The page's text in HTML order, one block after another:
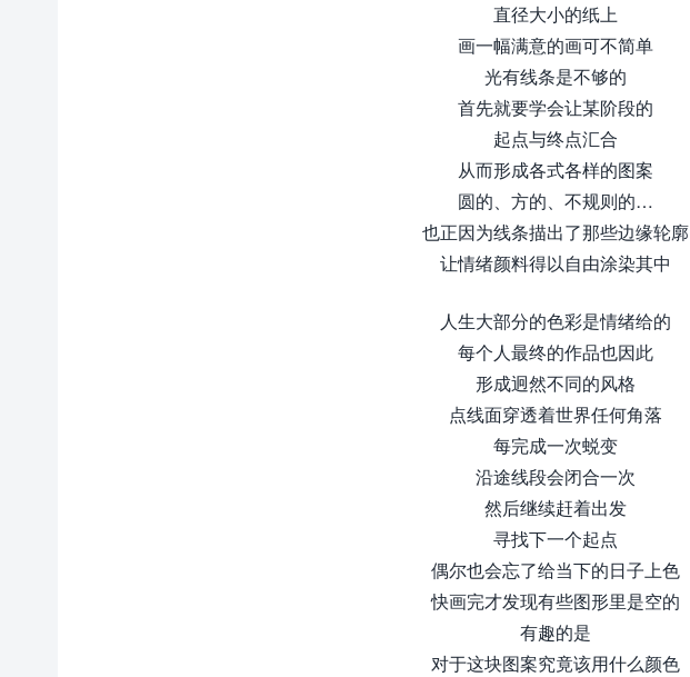
直径大小的纸上
画一幅满意的画可不简单
光有线条是不够的
首先就要学会让某阶段的
起点与终点汇合
从而形成各式各样的图案
圆的、方的、不规则的…
也正因为线条描出了那些边缘轮廓
让情绪颜料得以自由涂染其中
人生大部分的色彩是情绪给的
每个人最终的作品也因此
形成迥然不同的风格
点线面穿透着世界任何角落
每完成一次蜕变
沿途线段会闭合一次
然后继续赶着出发
寻找下一个起点
偶尔也会忘了给当下的日子上色
快画完才发现有些图形里是空的
有趣的是
对于这块图案究竟该用什么颜色